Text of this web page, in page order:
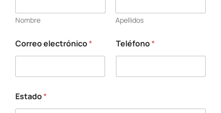
r
i
a
e
l
c
r
ó
Nombre Apellidos
Correo electrónico* Teléfono*
Estado*